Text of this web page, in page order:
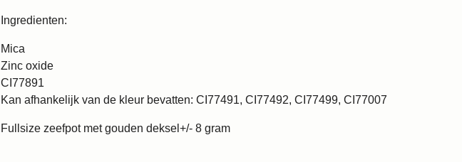
Ingredienten:
Mica
Zinc oxide
CI77891
Kan afhankelijk van de kleur bevatten: CI77491, CI77492, CI77499, CI77007
Fullsize zeefpot met gouden deksel+/- 8 gram